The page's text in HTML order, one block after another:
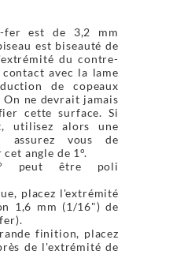
fer est de 3,2 mm
est biseauté de
du contre-
avec la lame
de copeaux
ne devrait jamais
cette surface. Si
utilisez alors une
vous de
angle de 1°.
peut être poli
placez l'extrémité
1,6 mm (1/16") de
finition, placez
de l'extrémité de